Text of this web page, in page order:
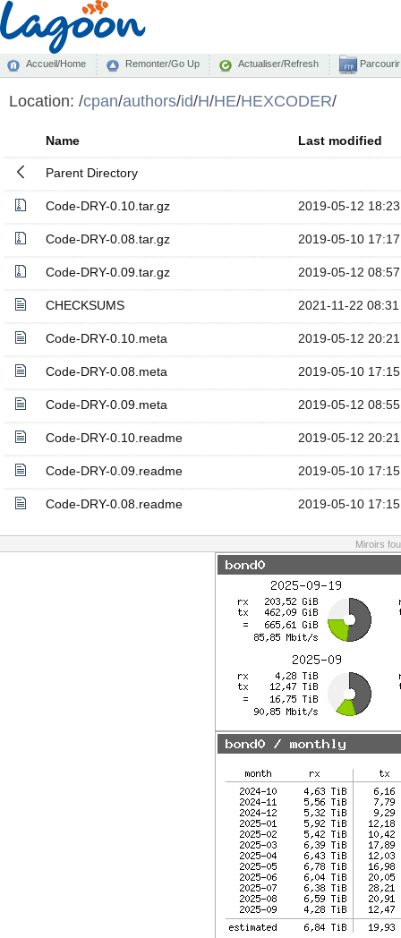
Accueil/Home Remonter/Go Up Actualiser/Refresh
Location: /cpan/authors/id/H/HE/HEXCODER/
Name Last modified
Parent Directory
Code-DRY-0.10.tar.gz 2019-05-12 18:23
Code-DRY-0.08.tar.gz 2019-05-10 17:17
Code-DRY-0.09.tar.gz 2019-05-12 08:57
CHECKSUMS 2021-11-22 08:31
Code-DRY-0.10.meta 2019-05-12 20:21
Code-DRY-0.08.meta 2019-05-10 17:15
Code-DRY-0.09.meta 2019-05-12 08:55
Code-DRY-0.10.readme 2019-05-12 20:21
Code-DRY-0.09.readme 2019-05-10 17:15
Code-DRY-0.08.readme 2019-05-10 17:15
Miroirs